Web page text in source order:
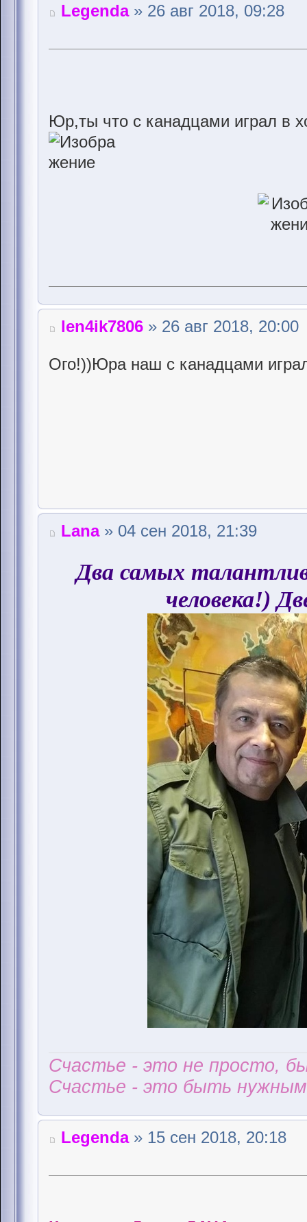
Legenda» 26 авг 2018, 09:28
Юр,ты что с канадцами играл в
len4ik7806 » 26 авг 2018, 20:00
Ого!))Юра наш с канадцами
Lana» 04 сен 2018, 21:39
Два самых
человека!)
Счастье - это не просто,
Счастье - это быть
Legenda» 15 сен 2018, 20:18